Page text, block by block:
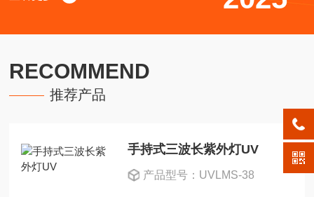
RECOMMEND
推荐产品
手持式三波长紫外灯UV
产品型号：UVLMS-38